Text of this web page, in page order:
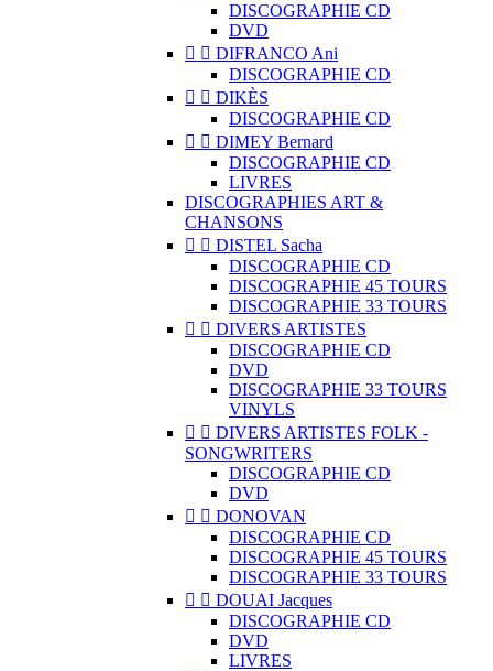
DISCOGRAPHIE CD
DVD
  DIFRANCO Ani
DISCOGRAPHIE CD
  DIKÈS
DISCOGRAPHIE CD
  DIMEY Bernard
DISCOGRAPHIE CD
LIVRES
DISCOGRAPHIES ART &
CHANSONS
  DISTEL Sacha
DISCOGRAPHIE CD
DISCOGRAPHIE 45 TOURS
DISCOGRAPHIE 33 TOURS
  DIVERS ARTISTES
DISCOGRAPHIE CD
DVD
DISCOGRAPHIE 33 TOURS
VINYLS
  DIVERS ARTISTES FOLK -
SONGWRITERS
DISCOGRAPHIE CD
DVD
  DONOVAN
DISCOGRAPHIE CD
DISCOGRAPHIE 45 TOURS
DISCOGRAPHIE 33 TOURS
  DOUAI Jacques
DISCOGRAPHIE CD
DVD
LIVRES